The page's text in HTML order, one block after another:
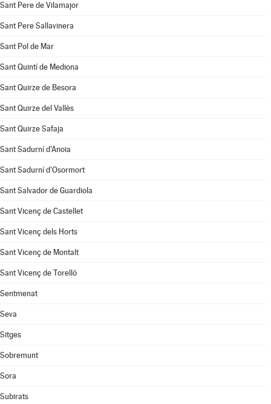
Sant Pere de Vilamajor
Sant Pere Sallavinera
Sant Pol de Mar
Sant Quintí de Mediona
Sant Quirze de Besora
Sant Quirze del Vallès
Sant Quirze Safaja
Sant Sadurní d'Anoia
Sant Sadurní d'Osormort
Sant Salvador de Guardiola
Sant Vicenç de Castellet
Sant Vicenç dels Horts
Sant Vicenç de Montalt
Sant Vicenç de Torelló
Sentmenat
Seva
Sitges
Sobremunt
Sora
Subirats